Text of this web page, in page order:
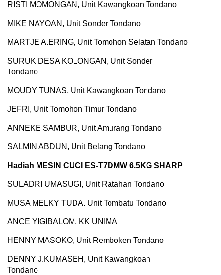
RISTI MOMONGAN, Unit Kawangkoan Tondano
MIKE NAYOAN, Unit Sonder Tondano
MARTJE A.ERING, Unit Tomohon Selatan Tondano
SURUK DESA KOLONGAN, Unit Sonder
Tondano
MOUDY TUNAS, Unit Kawangkoan Tondano
JEFRI, Unit Tomohon Timur Tondano
ANNEKE SAMBUR, Unit Amurang Tondano
SALMIN ABDUN, Unit Belang Tondano
Hadiah MESIN CUCI ES-T7DMW 6.5KG SHARP
SULADRI UMASUGI, Unit Ratahan Tondano
MUSA MELKY TUDA, Unit Tombatu Tondano
ANCE YIGIBALOM, KK UNIMA
HENNY MASOKO, Unit Remboken Tondano
DENNY J.KUMASEH, Unit Kawangkoan
Tondano